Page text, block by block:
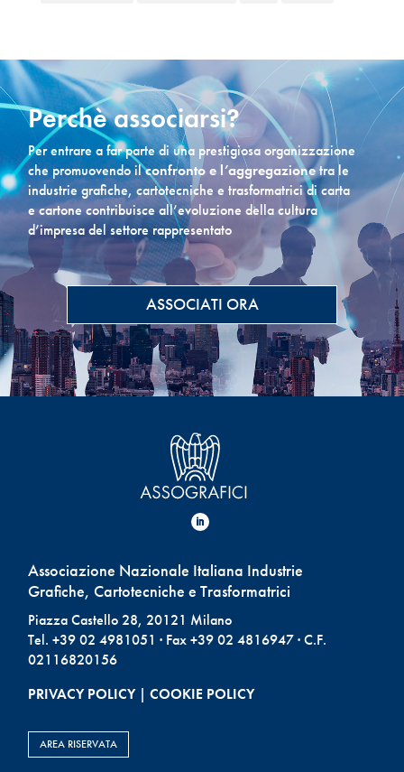
Perchè associarsi?
Per entrare a far parte di una prestigiosa organizzazione
che promuovendo ilconfronto e l’aggregazionetra le
industrie grafiche, cartotecniche e trasformatrici di carta
e cartone contribuisce all’evoluzione della cultura
d’impresa del settore rappresentato
ASSOCIATI ORA
Associazione Nazionale Italiana Industrie
Grafiche, Cartotecniche e Trasformatrici
Piazza Castello 28, 20121 Milano
Tel. +39 02 4981051 · Fax +39 02 4816947 · C.F.
02116820156
PRIVACY POLICY|COOKIE POLICY
AREA RISERVATA